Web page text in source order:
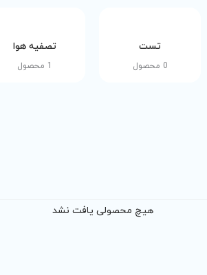
تست
0 محصول
تصفیه هوا
1 محصول
هیچ محصولی یافت نشد